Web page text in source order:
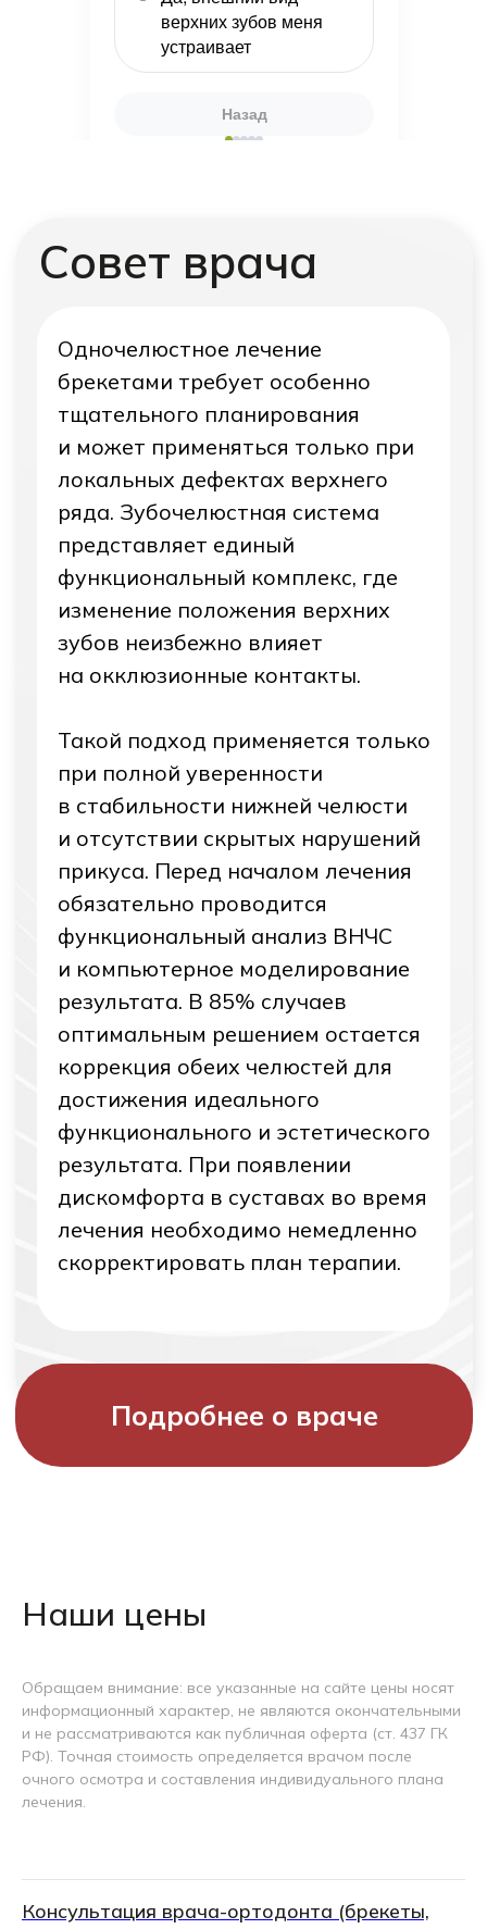
верхних зубов меня
устраивает
Назад
Наши цены
Обращаем внимание: все указанные на сайте цены носят
информационный характер, не являются окончательными
и не рассматриваются как публичная оферта (ст. 437 ГК
РФ). Точная стоимость определяется врачом после
очного осмотра и составления индивидуального плана
лечения.
Консультация врача-ортодонта (брекеты,
Оплатите до 15%
Подробнее о бонусной
программе